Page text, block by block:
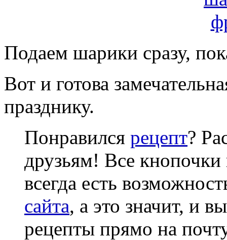
Подаем шарики сразу,
Вот и готова
празднику.
Понравился рецепт?
друзьям! Все кнопочки
всегда есть
сайта, а это значит, и
рецепты прямо на